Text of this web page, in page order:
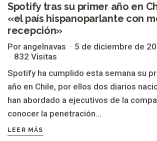
Spotify tras su primer año en
«el país hispanoparlante con
recepción»
Por angelnavas
5 de diciembre de
832 Visitas
Spotify ha cumplido esta semana su
año en Chile, por ellos dos diarios
han abordado a ejecutivos de la
conocer la penetración...
LEER MÁS